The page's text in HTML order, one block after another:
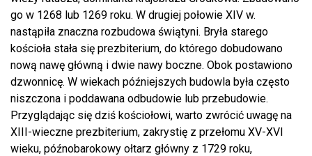
go w 1268 lub 1269 roku. W drugiej połowie XIV w.
nastąpiła znaczna rozbudowa świątyni. Bryła starego
kościoła stała się prezbiterium, do którego dobudowano
nową nawę główną i dwie nawy boczne. Obok postawiono
dzwonnicę. W wiekach późniejszych budowla była często
niszczona i poddawana odbudowie lub przebudowie.
Przyglądając się dziś kościołowi, warto zwrócić uwagę na
XIII-wieczne prezbiterium, zakrystię z przełomu XV-XVI
wieku, późnobarokowy ołtarz główny z 1729 roku,